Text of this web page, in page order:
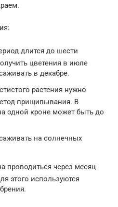
длится до шести
цветения в июле
в декабре.
растения нужно
прищипывания. В
одной кроне может быть до
на солнечных
проводиться через месяц
этого используются